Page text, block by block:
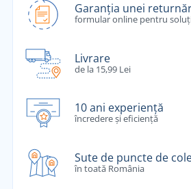
Garanția unei
formular online pentru
Livrare
de la 15,99 Lei
10 ani experiență
încredere și eficiență
Sute de puncte de
în toată România